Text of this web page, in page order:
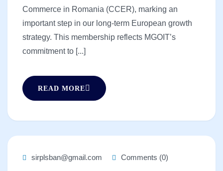
Commerce in Romania (CCER), marking an
important step in our long-term European growth
strategy. This membership reflects MGOIT’s
commitment to [...]
READ MORE
sirplsban@gmail.com Comments (0)